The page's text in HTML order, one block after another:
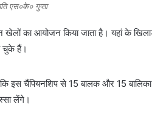
एस०के० गुप्ता
खेलों का आयोजन किया जाता है। यहां के
चुके हैं।
इस चैंपियनशिप से 15 बालक और 15 बालिका
लेंगे।